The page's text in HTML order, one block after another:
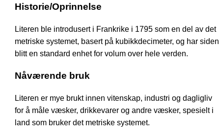
Historie/Oprinnelse
Literen ble introdusert i Frankrike i 1795 som en del av det
metriske systemet, basert på kubikkdecimeter, og har siden
blitt en standard enhet for volum over hele verden.
Nåværende bruk
Literen er mye brukt innen vitenskap, industri og dagligliv
for å måle væsker, drikkevarer og andre væsker, spesielt i
land som bruker det metriske systemet.